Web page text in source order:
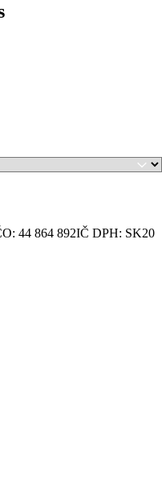
44 864 892IČ DPH: SK20